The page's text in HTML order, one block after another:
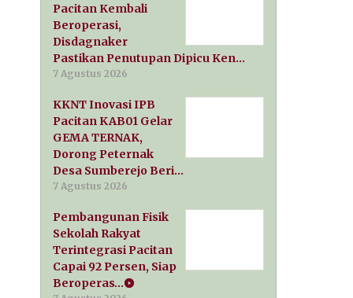
Pacitan Kembali
Beroperasi,
Disdagnaker
Pastikan Penutupan Dipicu Ken…
7 Agustus 2026
KKNT Inovasi IPB
Pacitan KAB01 Gelar
GEMA TERNAK,
Dorong Peternak
Desa Sumberejo Beri…
7 Agustus 2026
Pembangunan Fisik
Sekolah Rakyat
Terintegrasi Pacitan
Capai 92 Persen, Siap
Beroperas…